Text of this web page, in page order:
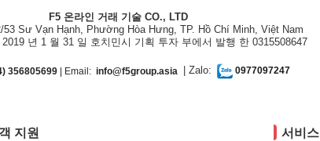
F5 온라인 거래 기술 CO., LTD
Sư Vạn Hạnh, Phường Hòa Hưng, TP. Hồ Chí Minh, Việt Nam
년 1 월 31 일 호치민시 기획 투자 부에서 발행 한 0315508647
356805699 | Email: info@f5group.asia | Zalo: 0977097247
지원 서비스